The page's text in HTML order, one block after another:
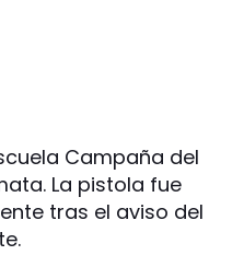
Campaña del
La pistola fue
tras el aviso del